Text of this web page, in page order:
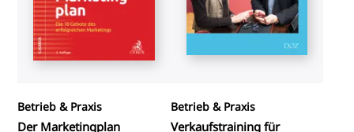
Betrieb & Praxis
Der Marketingplan
Betrieb & Praxis
Verkaufstraining für